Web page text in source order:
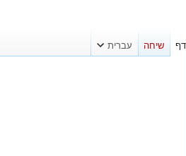
דף שיחה עברית